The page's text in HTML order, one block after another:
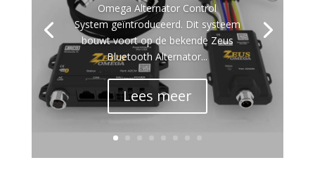
Omega Alternator Control
System geïntroduceerd. Dit systeem
bouwt voort op de bekende Zeus
Bluetooth Alternator...
Lees meer